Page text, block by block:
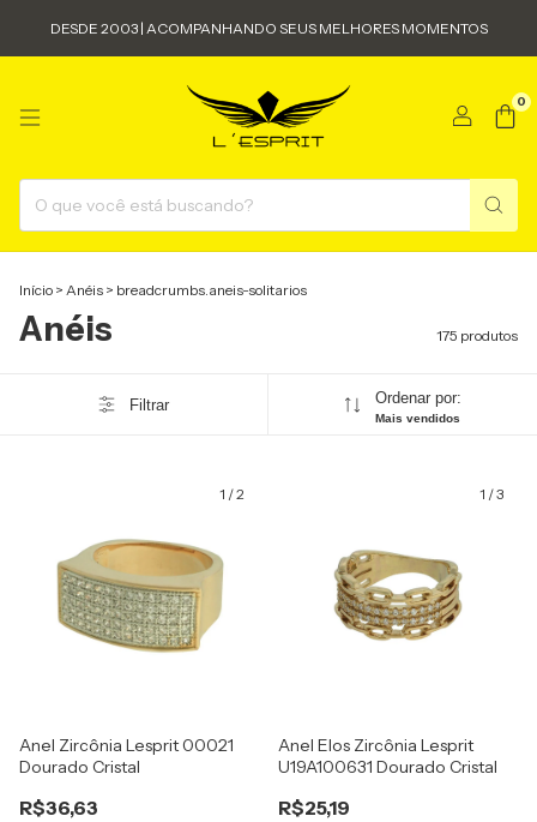
DESDE 2003 | ACOMPANHANDO SEUS MELHORES MOMENTOS
0
Início > Anéis > breadcrumbs.aneis-solitarios
Anéis 175 produtos
Filtrar Ordenar por:
Mais vendidos
1 /2
Anel Zircônia Lesprit 00021
Dourado Cristal
R$36,63
1 /3
Anel Elos Zircônia Lesprit
U19A100631 Dourado Cristal
R$25,19